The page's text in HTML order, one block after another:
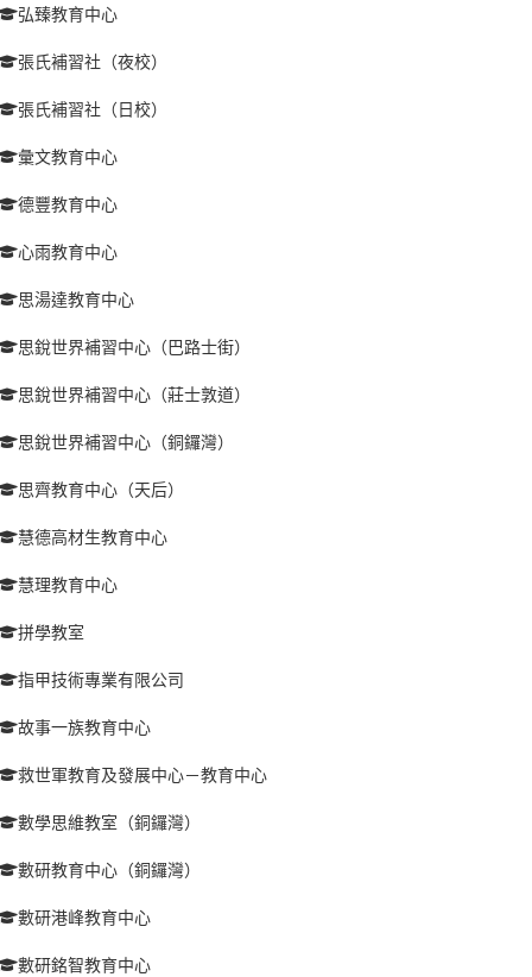
弘臻教育中心
張氏補習社（夜校）
張氏補習社（日校）
彙文教育中心
德豐教育中心
心雨教育中心
思湯達教育中心
思銳世界補習中心（巴路士街）
思銳世界補習中心（莊士敦道）
思銳世界補習中心（銅鑼灣）
思齊教育中心（天后）
慧德高材生教育中心
慧理教育中心
拼學教室
指甲技術專業有限公司
故事一族教育中心
救世軍教育及發展中心－教育中心
數學思維教室（銅鑼灣）
數研教育中心（銅鑼灣）
數研港峰教育中心
數研銘智教育中心